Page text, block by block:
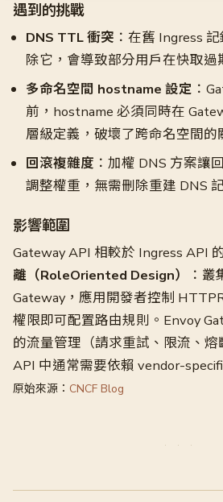
遇到的挑戰
DNS TTL 衝突 ：在舊 Ingress
除它，會導致部分用戶在快取過
多命名空間 hostname 設定 ：
前，hostname 必須同時在
層級定義，破壞了跨命名空間的
回滾複雜度 ：加權 DNS 方案
調整權重，無需刪除重建 DNS
影響範圍
Gateway API 相較於 Ingress API
離（RoleOriented Design）
：
Gateway，應用開發者控制
權限即可配置路由規則。Envoy
的流量管理（請求重試、限流、
API 中通常需要依賴 vendor-
原始來源： CNCF Blog